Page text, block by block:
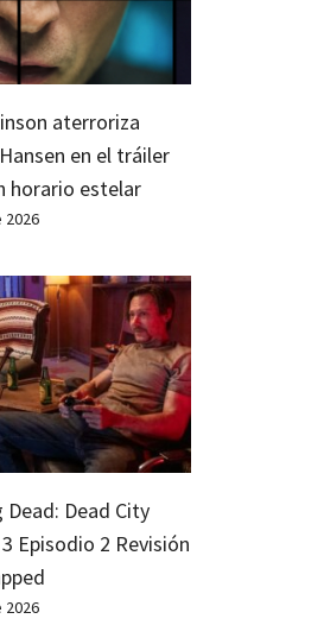
aterroriza
en el tráiler
horario estelar
2026
Dead: Dead City
Episodio 2 Revisión
2026